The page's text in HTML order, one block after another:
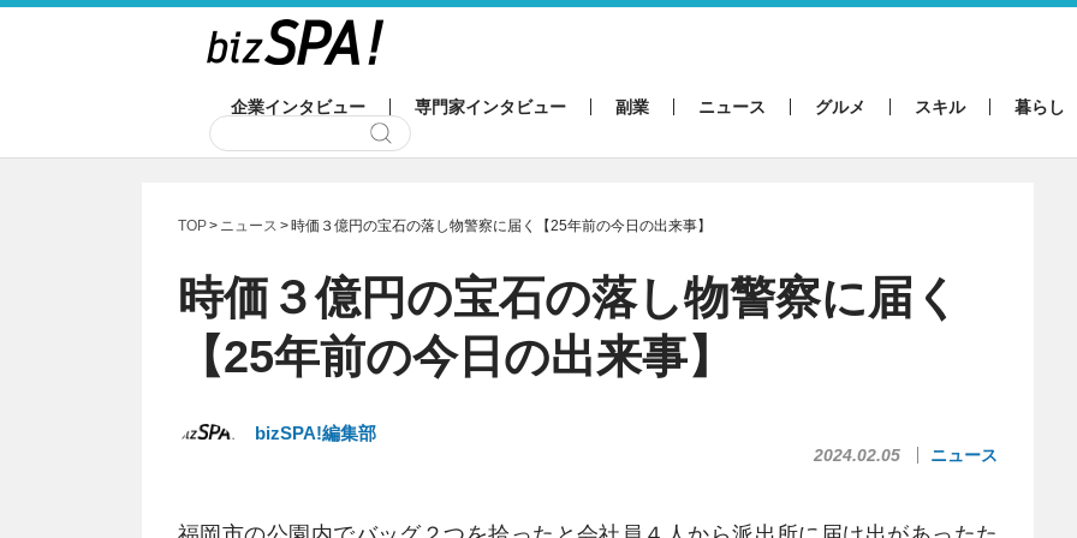
企業インタビュー 専門家インタビュー 副業 ニュース グルメ スキル 暮らし
TOP ニュース 時価３億円の宝石の落し物警察に届く【25年前の今日の出来事】
時価３億円の宝石の落し物警察に届く
【25年前の今日の出来事】
bizSPA!編集部
2024.02.05 ニュース